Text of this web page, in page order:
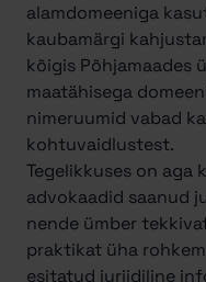
alamdomeeniga
kaubamärgi
kõigis Põhjamaades
maatähisega
nimeruumid vabad
kohtuvaidlustest.
Tegelikkuses on aga
advokaadid saanud
nende ümber
praktikat üha
esitatud juriidiline